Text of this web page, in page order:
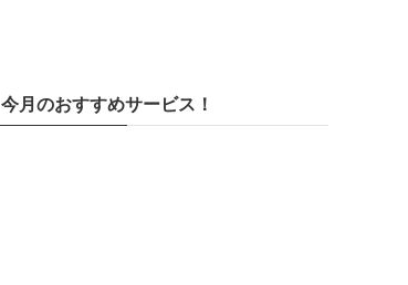
今月のおすすめサービス！